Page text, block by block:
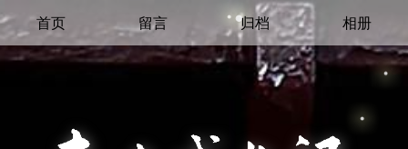
首页 留言 归档 相册